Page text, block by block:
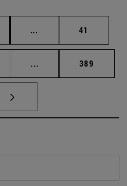
... Páginas intermedias
Página
41
... Páginas intermedias
Página
389